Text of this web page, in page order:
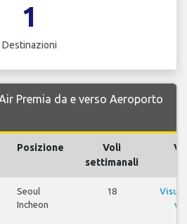
1
Destinazioni
Premia da e verso Aeroporto
Posizione
Voli
settimanali
Seoul
Incheon
18